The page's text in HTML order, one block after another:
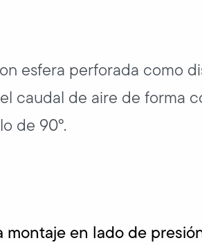
esfera perforada como
caudal de aire de forma
de 90°.
montaje en lado de